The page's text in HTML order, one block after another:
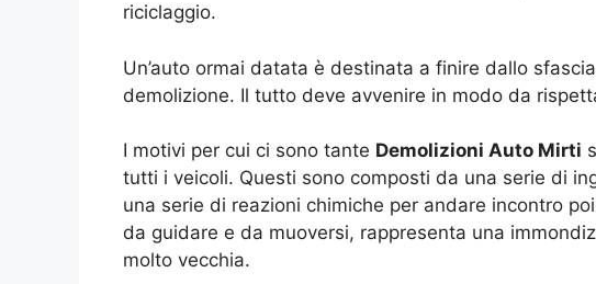
riciclaggio.
Un’auto ormai datata è destinata a finire dallo
demolizione. Il tutto deve avvenire in modo da
I motivi per cui ci sono tante Demolizioni Auto Mirti
tutti i veicoli. Questi sono composti da una serie di
una serie di reazioni chimiche per andare incontro
da guidare e da muoversi, rappresenta una
molto vecchia.